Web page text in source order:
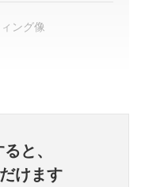
ング像
と、
けます